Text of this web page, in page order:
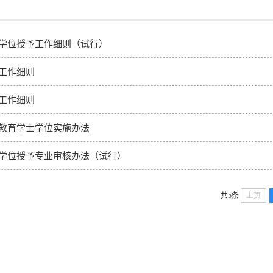
位授予工作细则（试行）
作细则
作细则
育学士学位实施办法
位授予专业审核办法（试行）
共5条 上页